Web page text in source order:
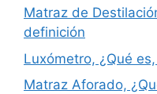
Matraz de
definición
Luxómetro, ¿Qué
Matraz Aforado,